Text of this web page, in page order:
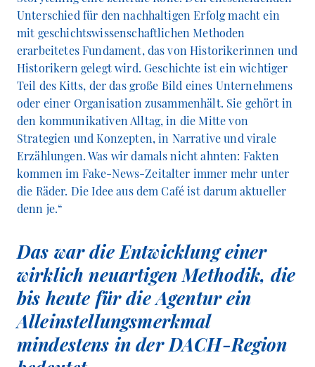
Unterschied für den nachhaltigen Erfolg macht ein
mit geschichtswissenschaftlichen Methoden
erarbeitetes Fundament, das von Historikerinnen und
Historikern gelegt wird. Geschichte ist ein wichtiger
Teil des Kitts, der das große Bild eines Unternehmens
oder einer Organisation zusammenhält. Sie gehört in
den kommunikativen Alltag, in die Mitte von
Strategien und Konzepten, in Narrative und virale
Erzählungen. Was wir damals nicht ahnten: Fakten
kommen im Fake-News-Zeitalter immer mehr unter
die Räder. Die Idee aus dem Café ist darum aktueller
denn je.“
Das war die Entwicklung einer
wirklich neuartigen Methodik, die
bis heute für die Agentur ein
Alleinstellungsmerkmal
mindestens in der DACH-Region